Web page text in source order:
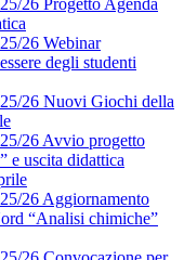
26 Progetto Agenda
26 Webinar
degli studenti
26 Nuovi Giochi della
26 Avvio progetto
e uscita didattica
26 Aggiornamento
“Analisi chimiche”